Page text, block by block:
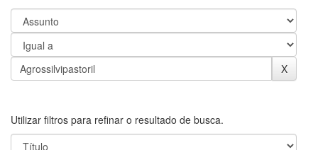
Utilizar filtros para refinar o resultado de busca.